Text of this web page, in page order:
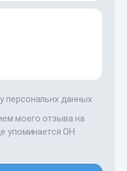
персональнх данных
моего отзыва на
упоминается ОН